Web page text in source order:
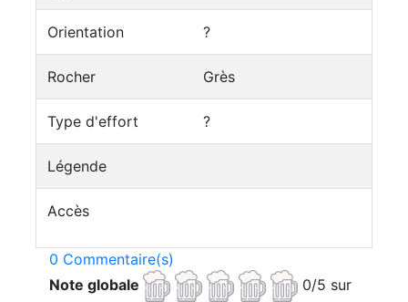
Orientation ?
Rocher Grès
Type d'effort ?
Légende
Accès
0 Commentaire(s)
Note globale
0/5 sur